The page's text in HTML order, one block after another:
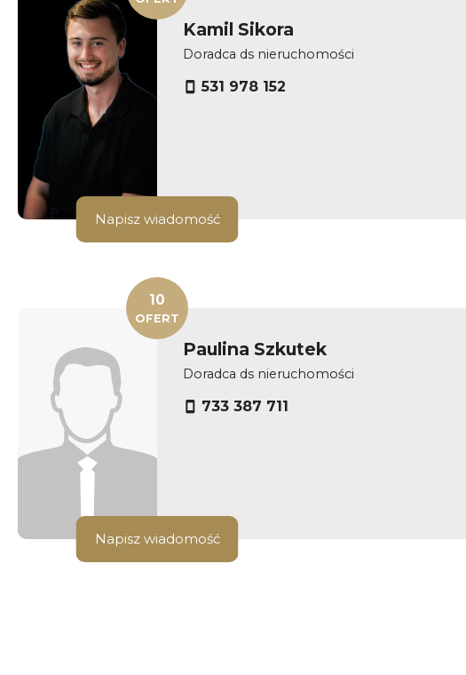
Kamil Sikora
Doradca ds nieruchomości
531 978 152
Napisz wiadomość
Paulina Szkutek
Doradca ds nieruchomości
733 387 711
10
OFERT
Napisz wiadomość